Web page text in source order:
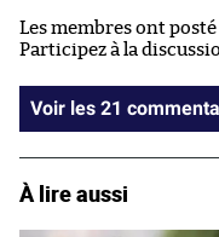
Les membres ont
Participez à la
Voir les 21
À lire aussi